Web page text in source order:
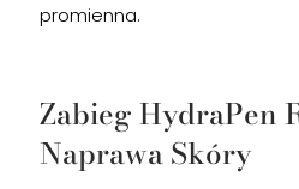
promienna.
Zabieg HydraPen
Naprawa Skóry